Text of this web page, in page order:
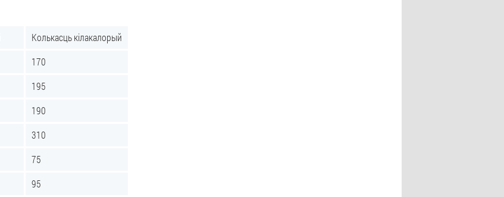
Колькасць кілакалорый
170
195
190
310
75
95